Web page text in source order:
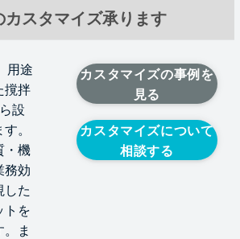
スタマイズ承ります
用途
撹拌
設
。
・機
務効
した
トを
ま
カスタマイズの事例を
見る
カスタマイズについて
相談する